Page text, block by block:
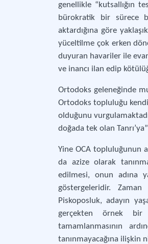
genellikle “kutsallığın
bürokratik bir sürece
aktardığına göre
yüceltilme çok erken
duyuran havariler ile
ve inancı ilan edip
Ortodoks geleneğinde
Ortodoks topluluğu
olduğunu
doğada tek olan
Yine OCA topluluğunun
da azize olarak
edilmesi, onun adına
göstergeleridir.
Piskoposluk, adayın
gerçekten örnek bir
tamamlanmasının
tanınmayacağına ilişkin